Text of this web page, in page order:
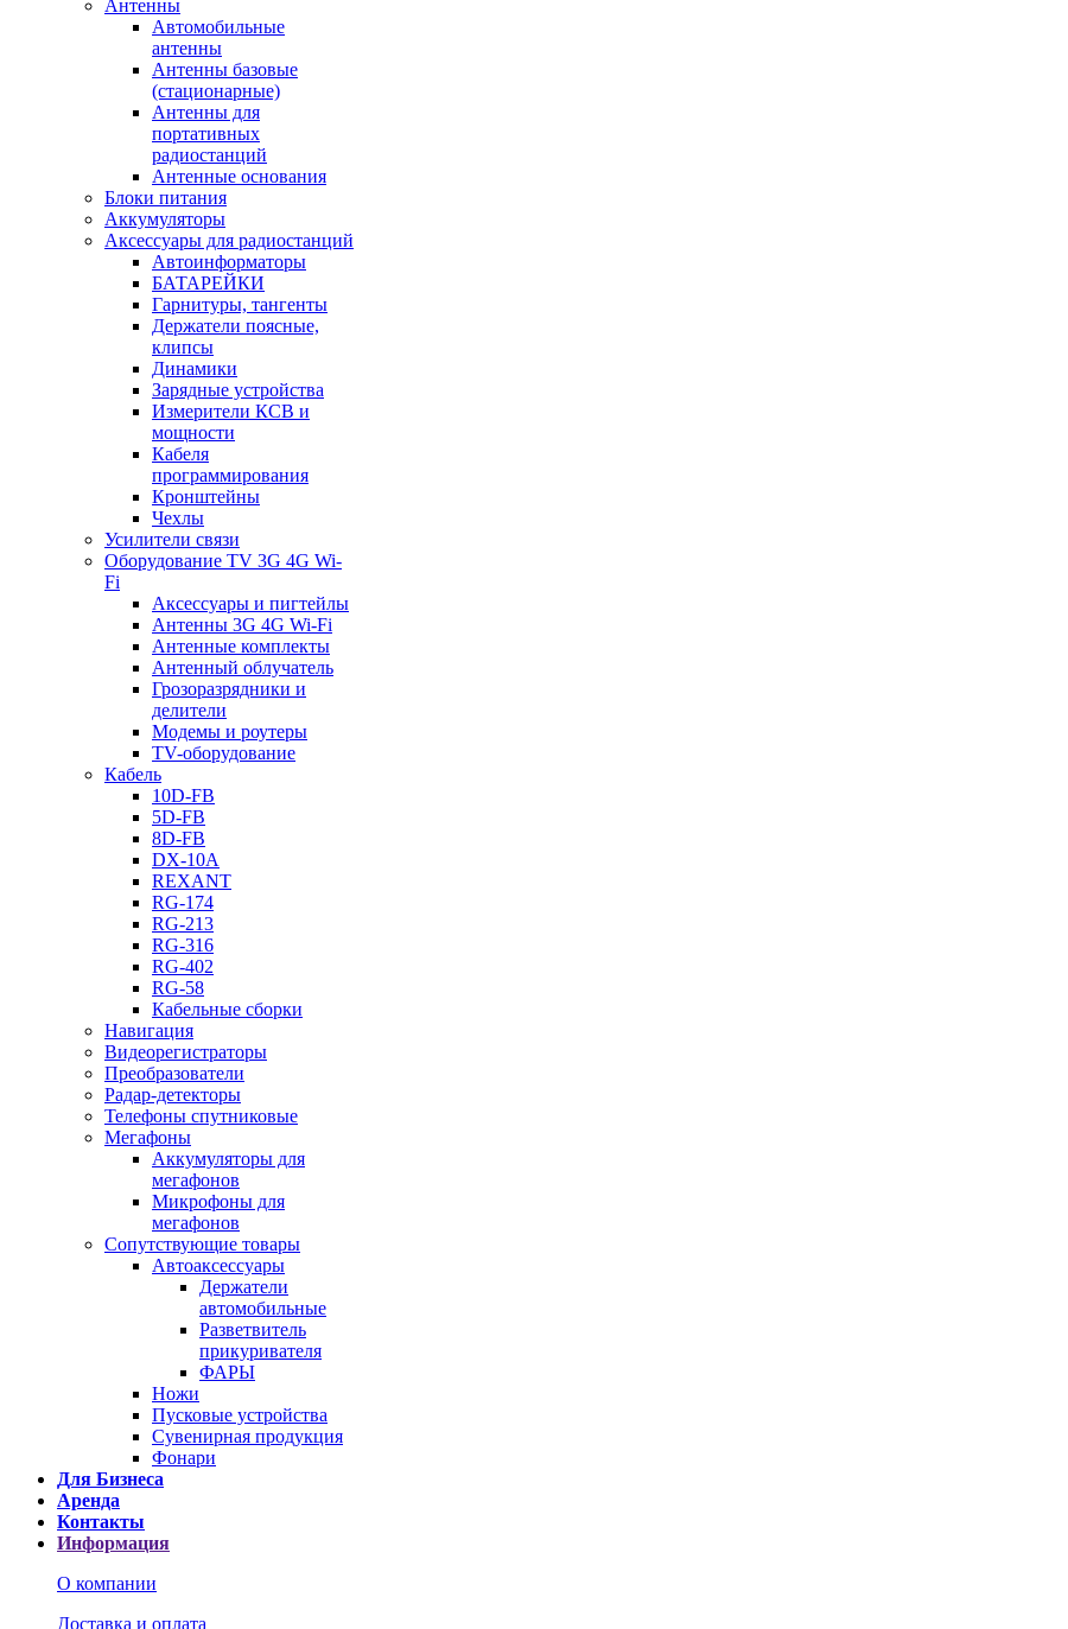
Антенны
Автомобильные
антенны
Антенны базовые
(стационарные)
Антенны для
портативных
радиостанций
Антенные основания
Блоки питания
Аккумуляторы
Аксессуары для радиостанций
Автоинформаторы
БАТАРЕЙКИ
Гарнитуры, тангенты
Держатели поясные,
клипсы
Динамики
Зарядные устройства
Измерители КСВ и
мощности
Кабеля
программирования
Кронштейны
Чехлы
Усилители связи
Оборудование TV 3G 4G Wi-
Fi
Аксессуары и пигтейлы
Антенны 3G 4G Wi-Fi
Антенные комплекты
Антенный облучатель
Грозоразрядники и
делители
Модемы и роутеры
TV-оборудование
Кабель
10D-FB
5D-FB
8D-FB
DX-10A
REXANT
RG-174
RG-213
RG-316
RG-402
RG-58
Кабельные сборки
Навигация
Видеорегистраторы
Преобразователи
Радар-детекторы
Телефоны спутниковые
Мегафоны
Аккумуляторы для
мегафонов
Микрофоны для
мегафонов
Сопутствующие товары
Автоаксессуары
Держатели
автомобильные
Разветвитель
прикуривателя
ФАРЫ
Ножи
Пусковые устройства
Сувенирная продукция
Фонари
Для Бизнеса
Аренда
Контакты
Информация
О компании
Доставка и оплата